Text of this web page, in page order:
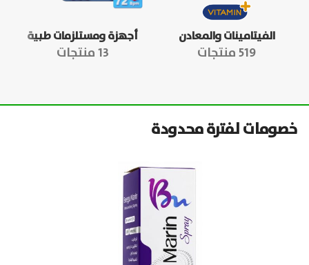
الفيتامينات والمعادن
519 منتجات
أجهزة ومستلزمات طبية
13 منتجات
خصومات لفترة محدودة